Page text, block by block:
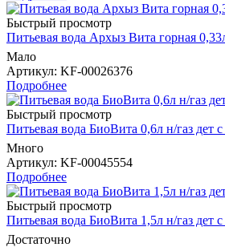
Быстрый просмотр
Питьевая вода Архыз Вита горная
Мало
Артикул: KF-00026376
Подробнее
Быстрый просмотр
Питьевая вода БиоВита 0,6л н/газ дет
Много
Артикул: KF-00045554
Подробнее
Быстрый просмотр
Питьевая вода БиоВита 1,5л н/газ дет
Достаточно